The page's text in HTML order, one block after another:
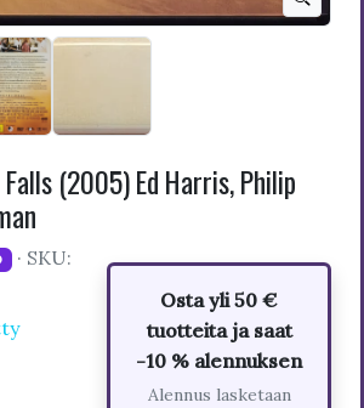
(2005) Ed Harris, Philip
· SKU:
Osta yli 50 €
tuotteita ja saat
-10 % alennuksen
Alennus lasketaan